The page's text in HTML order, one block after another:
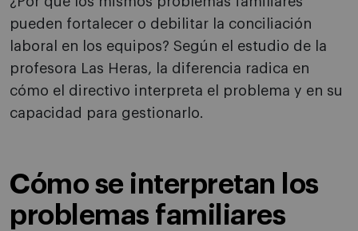
pueden fortalecer o debilitar la conciliación
laboral en los equipos? Según el estudio de la
profesora Las Heras, la diferencia radica en
cómo el directivo interpreta el problema y en su
capacidad para gestionarlo.
Cómo se interpretan los
problemas familiares